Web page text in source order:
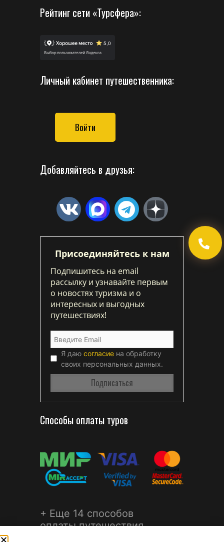
Рейтинг сети «Турсфера»:
Личный кабинет путешественника:
Войти
Добавляйтесь в друзья:
Присоединяйтесь к нам
Подпишитесь на email
рассылку и узнавайте первым
о новостях туризма и о
интересных и выгодных
путешествиях!
Я даю согласие на обработку
своих персональных данных.
Способы оплаты туров
+ Еще 14 способов
оплаты путешествия